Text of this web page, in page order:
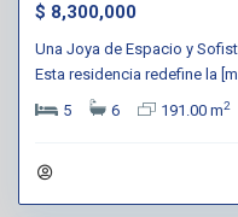
$ 8,300,000
Una Joya de Espacio y
Esta residencia redefine la
5
6 191.00 m2